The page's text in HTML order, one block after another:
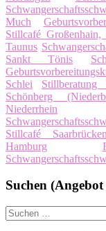
Much
Stillcafé Großenhain,
Taunus
Sankt Tönis
Schlei
Stillberatung
Schönberg
Niederrhein
Stillcafé Saarbrücken
Hamburg
Suchen
Suche
nach: